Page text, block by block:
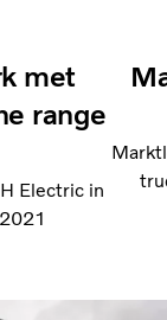
met
range
Electric in